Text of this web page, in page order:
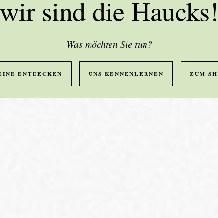
wir sind die Haucks!
Was möchten Sie tun?
ENTDECKEN UNS KENNENLERNEN ZUM